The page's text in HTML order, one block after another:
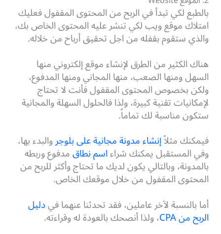
بالطبع لكي تبدأ في الربح من المحتوى المقفول فعليك
امتلاك موقع ويب لكي تنشر عليه المحتوى الخاص بك،
والذي ستقوم بقفله من اجل تحقيق أرباح من خلاله.
هناك الكثير من الطرق لإنشاء موقع إلكتروني منها
السهل ومنها الصعب، منها المجاني ومنها المدفوع،
ولكن بخصوص المحتوى المقفول فأنت لا تحتاج
لإمكانيات تقنية كبيرة، ولذا فالحلول السهلة والمجانية
ستكون مناسبة لك تماماً.
فيمكنك مثلاًإنشاء مدونة مجانية على بلوجروالبدء بها،
وفي المستقبل يمكنك شراءاسم نطاقمدفوع وربطه
بالمدونة، وبالتالي يكون لديك ما تحتاج وأكثر للربح من
المحتوى المقفول من خلال موقعك الخاص.
أما بالنسبة لآخر عاملين، فقد تحدثنا عنهما فيدليل
الربح من CPA ، ولذا أنصحك بالعودة له وقراءته.